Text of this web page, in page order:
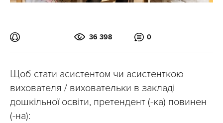
36 398 0
Щоб стати асистентом чи асистенткою
вихователя / виховательки в закладі
дошкільної освіти, претендент (-ка) повинен
(-на):